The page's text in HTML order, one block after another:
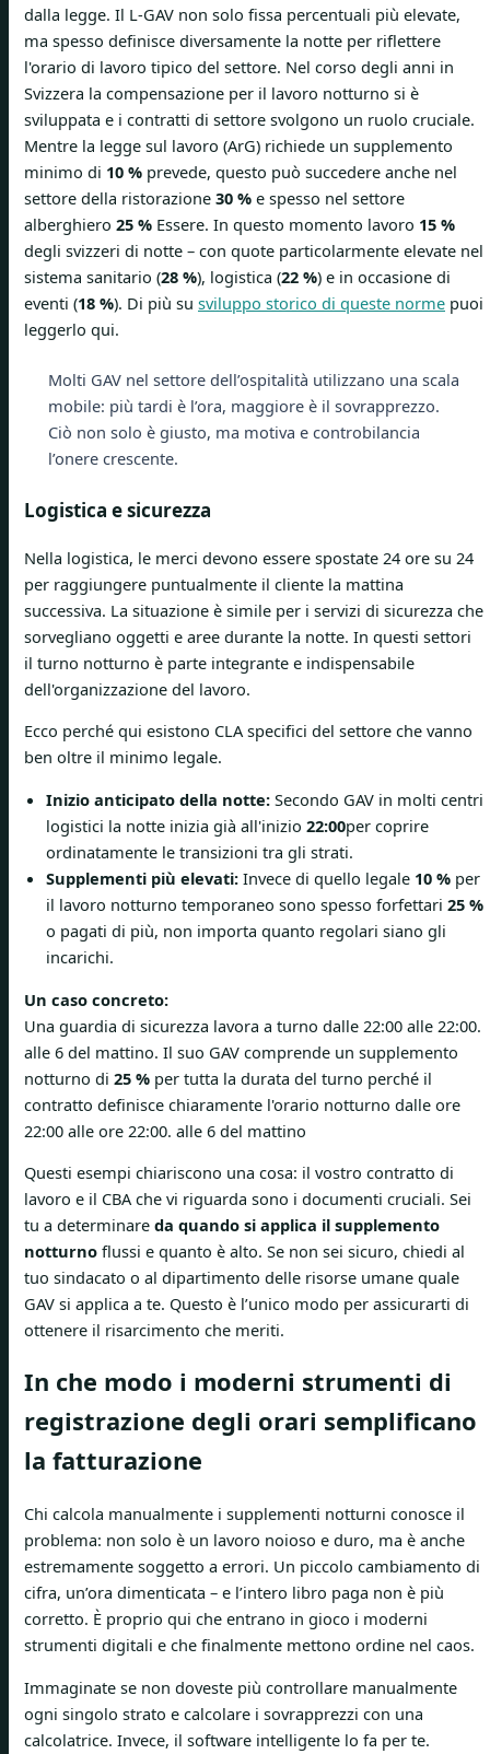
dalla legge. Il L-GAV non solo fissa percentuali più elevate,
ma spesso definisce diversamente la notte per riflettere
l'orario di lavoro tipico del settore. Nel corso degli anni in
Svizzera la compensazione per il lavoro notturno si è
sviluppata e i contratti di settore svolgono un ruolo cruciale.
Mentre la legge sul lavoro (ArG) richiede un supplemento
minimo di 10 % prevede, questo può succedere anche nel
settore della ristorazione 30 % e spesso nel settore
alberghiero 25 % Essere. In questo momento lavoro 15 %
degli svizzeri di notte – con quote particolarmente elevate nel
sistema sanitario (28 %), logistica (22 %) e in occasione di
eventi (18 %). Di più su sviluppo storico di queste norme puoi
leggerlo qui.
Molti GAV nel settore dell’ospitalità utilizzano una scala
mobile: più tardi è l’ora, maggiore è il sovrapprezzo.
Ciò non solo è giusto, ma motiva e controbilancia
l’onere crescente.
Logistica e sicurezza
Nella logistica, le merci devono essere spostate 24 ore su 24
per raggiungere puntualmente il cliente la mattina
successiva. La situazione è simile per i servizi di sicurezza che
sorvegliano oggetti e aree durante la notte. In questi settori
il turno notturno è parte integrante e indispensabile
dell'organizzazione del lavoro.
Ecco perché qui esistono CLA specifici del settore che vanno
ben oltre il minimo legale.
Inizio anticipato della notte: Secondo GAV in molti centri
logistici la notte inizia già all'inizio 22:00per coprire
ordinatamente le transizioni tra gli strati.
Supplementi più elevati: Invece di quello legale 10 % per
il lavoro notturno temporaneo sono spesso forfettari 25 %
o pagati di più, non importa quanto regolari siano gli
incarichi.
Un caso concreto:
Una guardia di sicurezza lavora a turno dalle 22:00 alle 22:00.
alle 6 del mattino. Il suo GAV comprende un supplemento
notturno di 25 % per tutta la durata del turno perché il
contratto definisce chiaramente l'orario notturno dalle ore
22:00 alle ore 22:00. alle 6 del mattino
Questi esempi chiariscono una cosa: il vostro contratto di
lavoro e il CBA che vi riguarda sono i documenti cruciali. Sei
tu a determinare da quando si applica il supplemento
notturno flussi e quanto è alto. Se non sei sicuro, chiedi al
tuo sindacato o al dipartimento delle risorse umane quale
GAV si applica a te. Questo è l’unico modo per assicurarti di
ottenere il risarcimento che meriti.
In che modo i moderni strumenti di
registrazione degli orari semplificano
la fatturazione
Chi calcola manualmente i supplementi notturni conosce il
problema: non solo è un lavoro noioso e duro, ma è anche
estremamente soggetto a errori. Un piccolo cambiamento di
cifra, un’ora dimenticata – e l’intero libro paga non è più
corretto. È proprio qui che entrano in gioco i moderni
strumenti digitali e che finalmente mettono ordine nel caos.
Immaginate se non doveste più controllare manualmente
ogni singolo strato e calcolare i sovrapprezzi con una
calcolatrice. Invece, il software intelligente lo fa per te.